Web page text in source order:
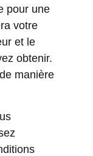
pour une
votre
et le
obtenir.
manière